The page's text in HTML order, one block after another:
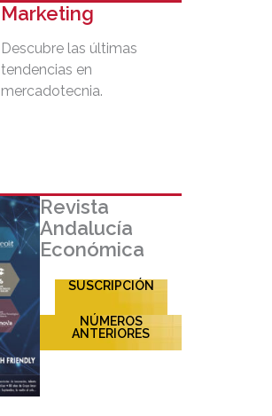
Marketing
Descubre las últimas
tendencias en
mercadotecnia.
Revista
Andalucía
Económica
SUSCRIPCIÓN
NÚMEROS
ANTERIORES